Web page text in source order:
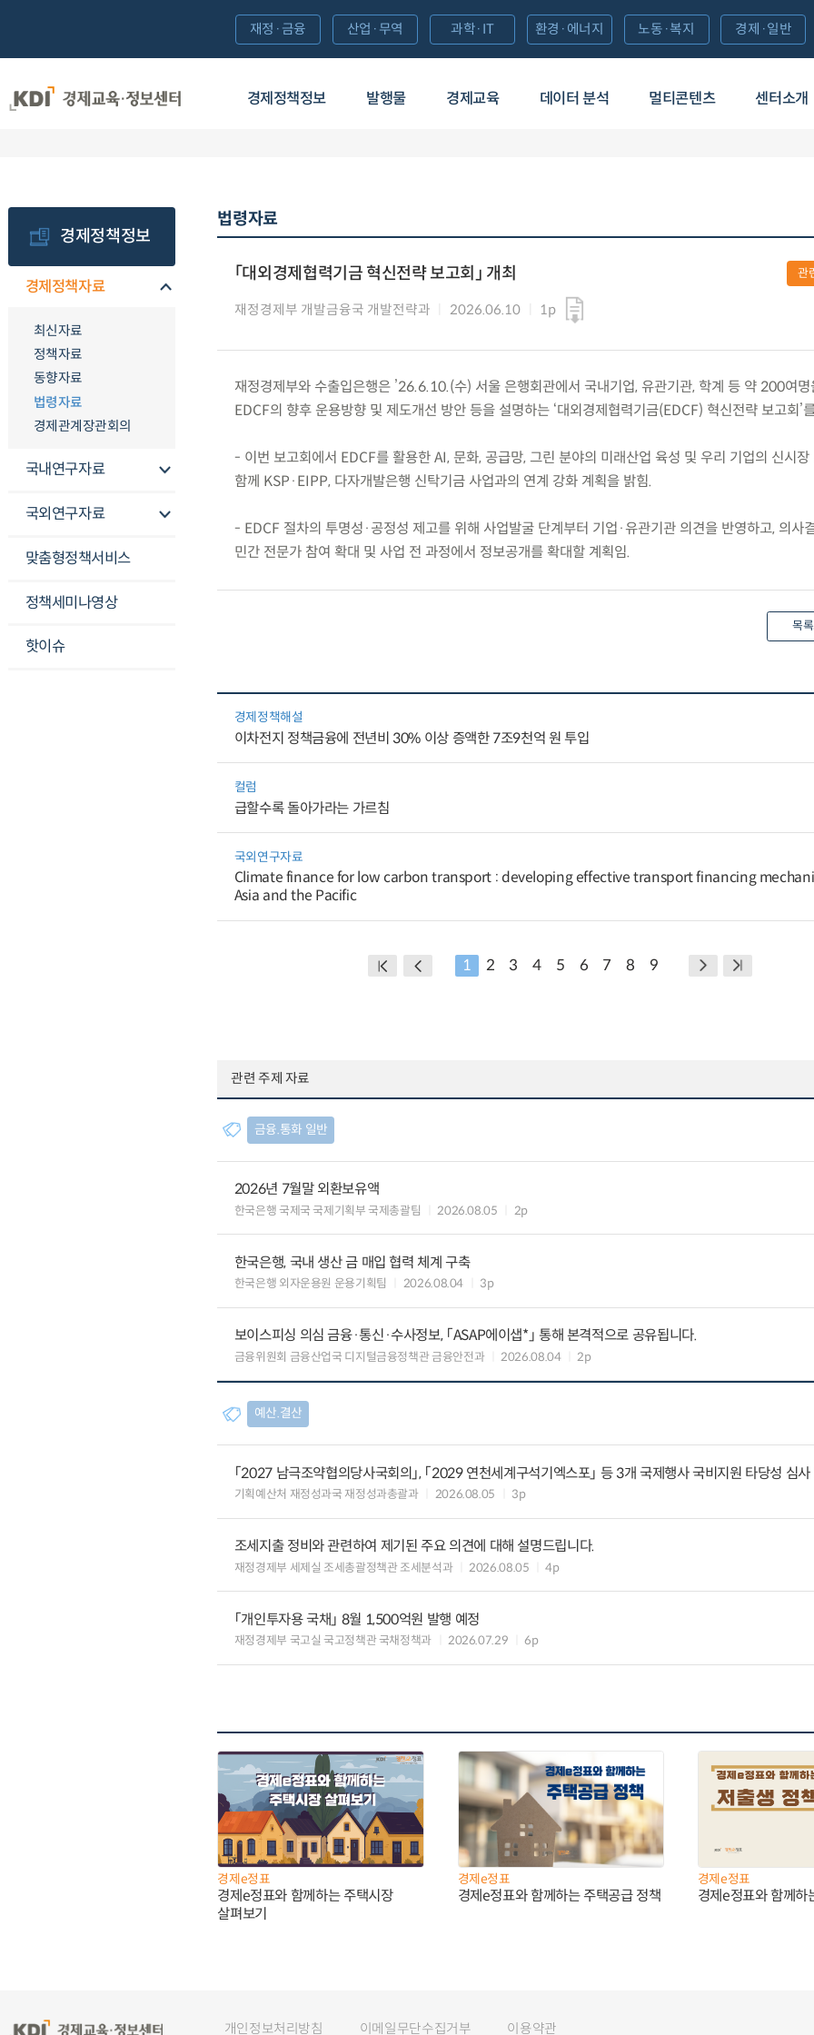
경제정책정보 발행물 경제교육 데이터 분석 멀티콘텐츠 센터소개
재정·금융 산업·무역 과학·IT 환경·에너지 노동·복지 경제·일반
경제정책정보
경제정책자료
최신자료
정책자료
동향자료
법령자료
경제관계장관회의
국내연구자료
국외연구자료
맞춤형정책서비스
정책세미나영상
핫이슈
법령자료
「대외경제협력기금 혁신전략 보고회」 개최
재정경제부 개발금융국 개발전략과 2026.06.10 1p
관
재정경제부와 수출입은행은 ’26.6.10.(수) 서울 은행회관에서 국내기업, 유관기관, 학계 등 약 200여명
EDCF의 향후 운용방향 및 제도개선 방안 등을 설명하는 ‘대외경제협력기금(EDCF) 혁신전략 보고회’
- 이번 보고회에서 EDCF를 활용한 AI, 문화, 공급망, 그린 분야의 미래산업 육성 및 우리 기업의 신시장
함께 KSP·EIPP, 다자개발은행 신탁기금 사업과의 연계 강화 계획을 밝힘.
- EDCF 절차의 투명성·공정성 제고를 위해 사업발굴 단계부터 기업·유관기관 의견을 반영하고, 의사
민간 전문가 참여 확대 및 사업 전 과정에서 정보공개를 확대할 계획임.
목록
경제정책해설
이차전지 정책금융에 전년비 30% 이상 증액한 7조9천억 원 투입
컬럼
급할수록 돌아가라는 가르침
국외연구자료
Climate finance for low carbon transport : developing effective transport financing
Asia and the Pacific
1 2 3 4 5 6 7 8 9
관련 주제 자료
금융.통화 일반
2026년 7월말 외환보유액
한국은행 국제국 국제기획부 국제총괄팀 2026.08.05 2p
한국은행, 국내 생산 금 매입 협력 체계 구축
한국은행 외자운용원 운용기획팀 2026.08.04 3p
보이스피싱 의심 금융·통신·수사정보, 「ASAP에이샙*」 통해 본격적으로 공유됩니다.
금융위원회 금융산업국 디지털금융정책관 금융안전과 2026.08.04 2p
예산.결산
「2027 남극조약협의당사국회의」, 「2029 연천세계구석기엑스포」 등 3개 국제행사 국비지원 타당성 심
기획예산처 재정성과국 재정성과총괄과 2026.08.05 3p
조세지출 정비와 관련하여 제기된 주요 의견에 대해 설명드립니다.
재정경제부 세제실 조세총괄정책관 조세분석과 2026.08.05 4p
「개인투자용 국채」 8월 1,500억원 발행 예정
재정경제부 국고실 국고정책관 국채정책과 2026.07.29 6p
경제e정표
경제e정표와 함께하는 주택시장
살펴보기
경제e정표
경제e정표와 함께하는 주택공급 정책
경제e정표
경제e정표와 함께하
개인정보처리방침 이메일무단수집거부 이용약관